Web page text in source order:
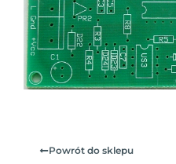
Powrót do sklepu